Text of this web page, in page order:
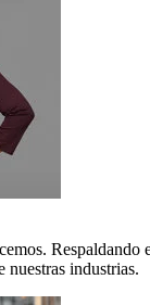
nuestras industrias.